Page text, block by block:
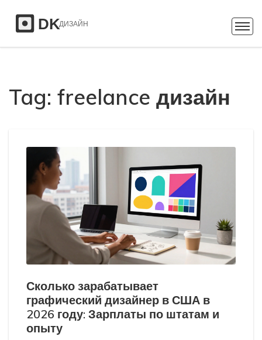
Tag: freelance дизайн
Сколько зарабатывает
графический дизайнер в США в
2026 году: Зарплаты по штатам и
опыту